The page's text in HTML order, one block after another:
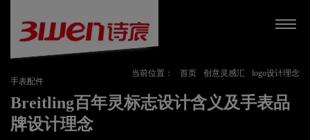
当前位置： 首页 创意灵感汇
logo设计理念
手表配件
Breitling百年灵标志设计含义及手表品
牌设计理念